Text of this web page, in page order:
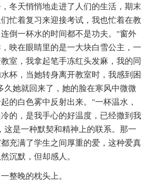
冬天悄悄地走进了人们的生活，期末
忙着复习来迎接考试，我也忙着在教
倒一杯水的时间都不是功夫。"窗外
映在眼睛里的是一大块白雪公主，一
室，我拿起笔手冻红头发麻，我的同
杯，当她转身离开教室时，我感到困
久她就回来了，她的脸在寒风中微微
的白色雾中反射出来。"一杯温水，
的，是我手心的好温度，已经撒到我
这是一种默契和精神上的联系。那一
充满了学生之间厚重的爱，这种爱真
沉默，但却感人。
整晚的枕头上。